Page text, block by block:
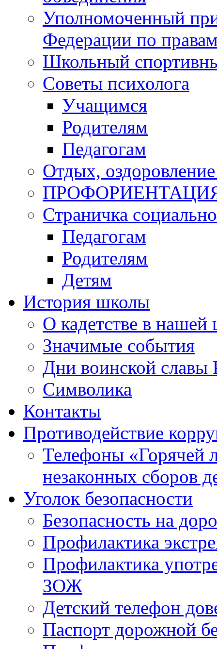
Уполномоченный
Федерации по
Школьный
Советы психолога
Учащимся
Родителям
Педагогам
Отдых, оздоровление
Страничка
Педагогам
Родителям
Детям
История школы
О кадетстве в нашей
Значимые события
Дни воинской славы
Символика
Контакты
Противодействие
Телефоны «Горячей
незаконных сборов
Уголок безопасности
Безопасность на
Профилактика
Профилактика
ЗОЖ
Детский телефон
Паспорт дорожной